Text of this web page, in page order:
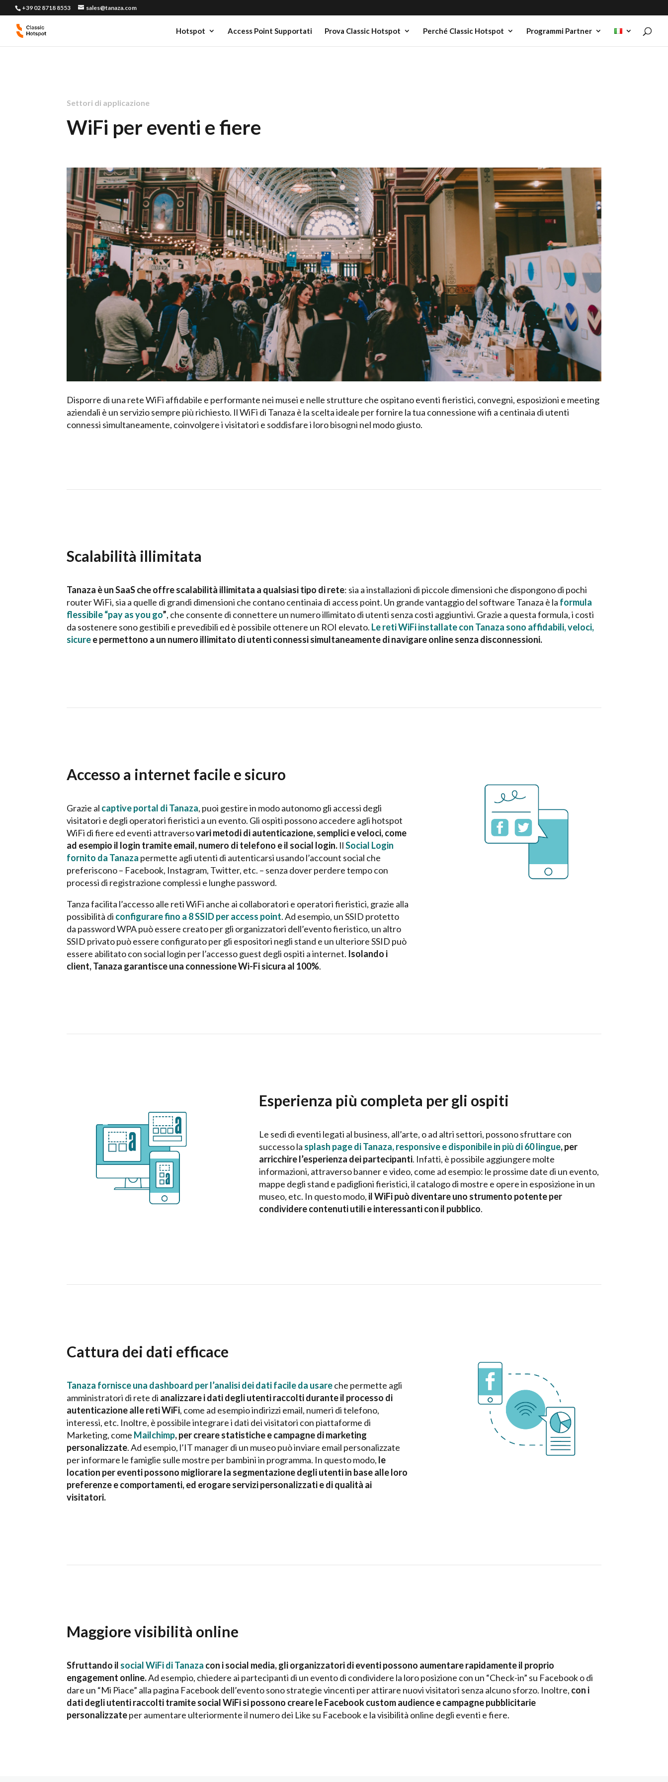
+39 02 8718 8553 sales@tanaza.com
Hotspot Access Point Supportati Prova Classic Hotspot Perché Classic Hotspot Programmi Partner
Settori di applicazione
WiFi per eventi e fiere
Disporre di una rete WiFi affidabile e performante nei musei e nelle strutture che ospitano eventi fieristici, convegni, esposizioni e meeting
aziendali è un servizio sempre più richiesto. Il WiFi di Tanaza è la scelta ideale per fornire la tua connessione wifi a centinaia di utenti
connessi simultaneamente, coinvolgere i visitatori e soddisfare i loro bisogni nel modo giusto.
Scalabilità illimitata
Tanaza è un SaaS che offre scalabilità illimitata a qualsiasi tipo di rete: sia a installazioni di piccole dimensioni che dispongono di pochi
router WiFi, sia a quelle di grandi dimensioni che contano centinaia di access point. Un grande vantaggio del software Tanaza è la formula
flessibile “pay as you go”, che consente di connettere un numero illimitato di utenti senza costi aggiuntivi. Grazie a questa formula, i costi
da sostenere sono gestibili e prevedibili ed è possibile ottenere un ROI elevato. Le reti WiFi installate con Tanaza sono affidabili, veloci,
sicuree permettono a un numero illimitato di utenti connessi simultaneamente di navigare online senza disconnessioni.
Accesso a internet facile e sicuro
Grazie al captive portal di Tanaza, puoi gestire in modo autonomo gli accessi degli
visitatori e degli operatori fieristici a un evento. Gli ospiti possono accedere agli hotspot
WiFi di fiere ed eventi attraversovari metodi di autenticazione, semplici e veloci, come
ad esempio il login tramite email, numero di telefono e il social login. IlSocial Login
fornito da Tanaza permette agli utenti di autenticarsi usando l’account social che
preferiscono – Facebook, Instagram, Twitter, etc. – senza dover perdere tempo con
processi di registrazione complessi e lunghe password.
Tanza facilita l’accesso alle reti WiFi anche ai collaboratori e operatori fieristici, grazie alla
possibilità di configurare fino a 8 SSID per access point. Ad esempio, un SSID protetto
da password WPA può essere creato per gli organizzatori dell’evento fieristico, un altro
SSID privato può essere configurato per gli espositori negli stand e un ulteriore SSID può
essere abilitato con social login per l’accesso guest degli ospiti a internet. Isolando i
client, Tanaza garantisce una connessione Wi-Fi sicura al 100%.
Esperienza più completa per gli ospiti
Le sedi di eventi legati al business, all’arte, o ad altri settori, possono sfruttare con
successo la splash page di Tanaza, responsive e disponibile in più di 60 lingue, per
arricchire l’esperienza dei partecipanti. Infatti, è possibile aggiungere molte
informazioni, attraverso banner e video, come ad esempio: le prossime date di un evento,
mappe degli stand e padiglioni fieristici, il catalogo di mostre e opere in esposizione in un
museo, etc. In questo modo, il WiFi può diventare uno strumento potente per
condividere contenuti utili e interessanti con il pubblico.
Cattura dei dati efficace
Tanaza fornisce una dashboard per l’analisi dei dati facile da usareche permette agli
amministratori di rete di analizzare i dati degli utenti raccolti durante il processo di
autenticazione alle reti WiFi, come ad esempio indirizzi email, numeri di telefono,
interessi, etc. Inoltre, è possibile integrare i dati dei visitatori con piattaforme di
Marketing, come Mailchimp, per creare statistiche e campagne di marketing
personalizzate. Ad esempio, l’IT manager di un museo può inviare email personalizzate
per informare le famiglie sulle mostre per bambini in programma. In questo modo, le
location per eventi possono migliorare la segmentazione degli utenti in base alle loro
preferenze e comportamenti, ed erogare servizi personalizzati e di qualità ai
visitatori.
Maggiore visibilità online
Sfruttando il social WiFi di Tanaza con i social media, gli organizzatori di eventi possono aumentare rapidamente il proprio
engagement online.Ad esempio, chiedere ai partecipanti di un evento di condividere la loro posizione con un “Check-in” su Facebook o di
dare un “Mi Piace” alla pagina Facebook dell’evento sono strategie vincenti per attirare nuovi visitatori senza alcuno sforzo. Inoltre, con i
dati degli utenti raccolti tramite social WiFi si possono creare le Facebook custom audience e campagne pubblicitarie
personalizzateper aumentare ulteriormente il numero dei Like su Facebook e la visibilità online degli eventi e fiere.